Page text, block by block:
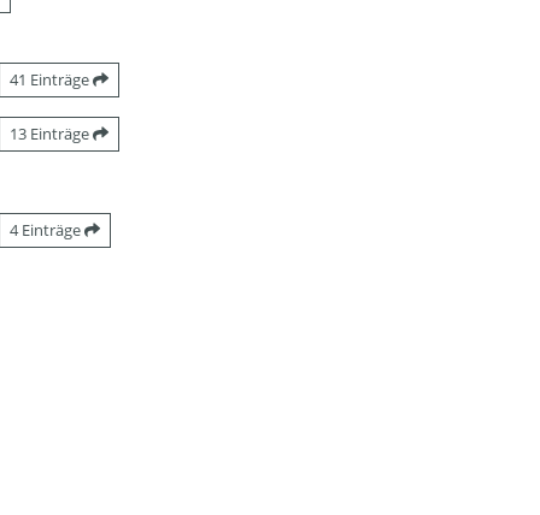
41 Einträge
13 Einträge
4 Einträge